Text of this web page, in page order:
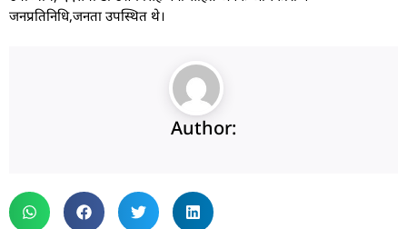
जनप्रतिनिधि,जनता उपस्थित थे।
Author: